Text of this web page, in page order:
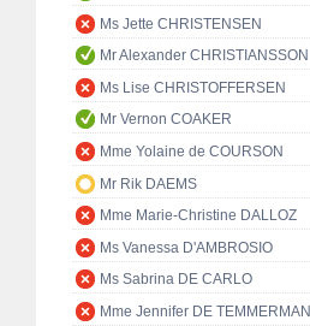
Ms Jette CHRISTENSEN
Mr Alexander CHRISTIANSSON
Ms Lise CHRISTOFFERSEN
Mr Vernon COAKER
Mme Yolaine de COURSON
Mr Rik DAEMS
Mme Marie-Christine DALLOZ
Ms Vanessa D'AMBROSIO
Ms Sabrina DE CARLO
Mme Jennifer DE TEMMERMAN